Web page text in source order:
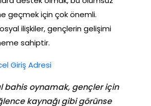
geçmek için çok önemli.
ilişkiler, gençlerin gelişimi
sahiptir.
Giriş Adresi
bahis oynamak, gençler için
kaynağı gibi görünse